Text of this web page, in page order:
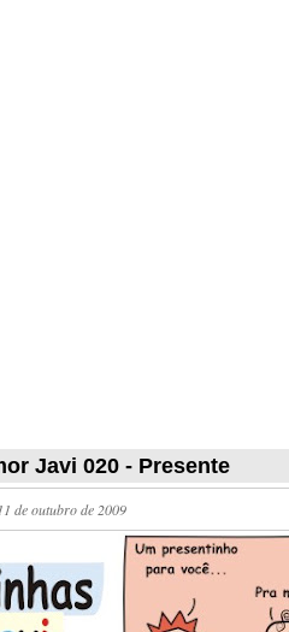
Javi 020 - Presente
de outubro de 2009